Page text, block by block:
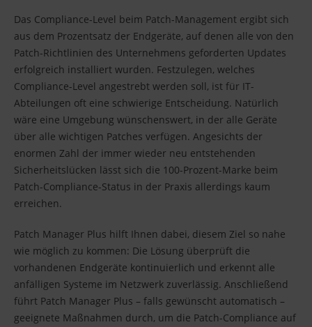
Das Compliance-Level beim Patch-Management ergibt sich
aus dem Prozentsatz der Endgeräte, auf denen alle von den
Patch-Richtlinien des Unternehmens geforderten Updates
erfolgreich installiert wurden. Festzulegen, welches
Compliance-Level angestrebt werden soll, ist für IT-
Abteilungen oft eine schwierige Entscheidung. Natürlich
wäre eine Umgebung wünschenswert, in der alle Geräte
über alle wichtigen Patches verfügen. Angesichts der
enormen Zahl der immer wieder neu entstehenden
Sicherheitslücken lässt sich die 100-Prozent-Marke beim
Patch-Compliance-Status in der Praxis allerdings kaum
erreichen.
Patch Manager Plus hilft Ihnen dabei, diesem Ziel so nahe
wie möglich zu kommen: Die Lösung überprüft die
vorhandenen Endgeräte kontinuierlich und erkennt alle
anfälligen Systeme im Netzwerk zuverlässig. Anschließend
führt Patch Manager Plus – falls gewünscht automatisch –
geeignete Maßnahmen durch, um die Patch-Compliance auf